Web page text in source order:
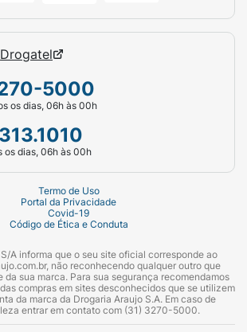
Drogatel
5000
os dias, 06h às 00h
os dias, 06h às 00h
Termo de Uso
Portal da Privacidade
Covid-19
Código de Ética e Conduta
A informa que o seu site oficial corresponde ao
não reconhecendo qualquer outro que
sua marca. Para sua segurança recomendamos
compras em sites desconhecidos que se utilizem
da marca da Drogaria Araujo S.A. Em caso de
entrar em contato com (31) 3270-5000.